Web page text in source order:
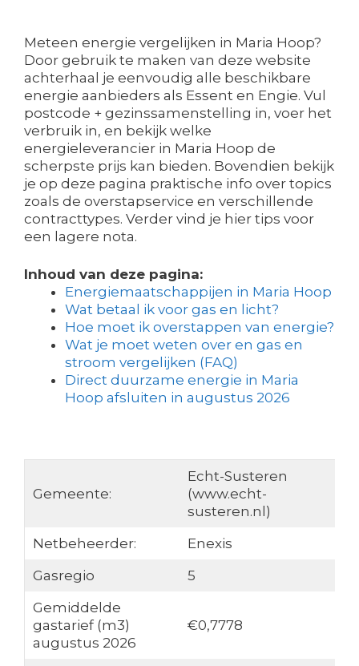
Meteen energie vergelijken in Maria Hoop?
Door gebruik te maken van deze website
achterhaal je eenvoudig alle beschikbare
energie aanbieders als Essent en Engie. Vul
postcode + gezinssamenstelling in, voer het
verbruik in, en bekijk welke
energieleverancier in Maria Hoop de
scherpste prijs kan bieden. Bovendien bekijk
je op deze pagina praktische info over topics
zoals de overstapservice en verschillende
contracttypes. Verder vind je hier tips voor
een lagere nota.
Inhoud van deze pagina:
Energiemaatschappijen in Maria Hoop
Wat betaal ik voor gas en licht?
Hoe moet ik overstappen van energie?
Wat je moet weten over en gas en
stroom vergelijken (FAQ)
Direct duurzame energie in Maria
Hoop afsluiten in augustus 2026
Gemeente:
Echt-Susteren
(www.echt-
susteren.nl)
Netbeheerder:
Enexis
Gasregio
5
Gemiddelde
gastarief (m3)
augustus 2026
€0,7778